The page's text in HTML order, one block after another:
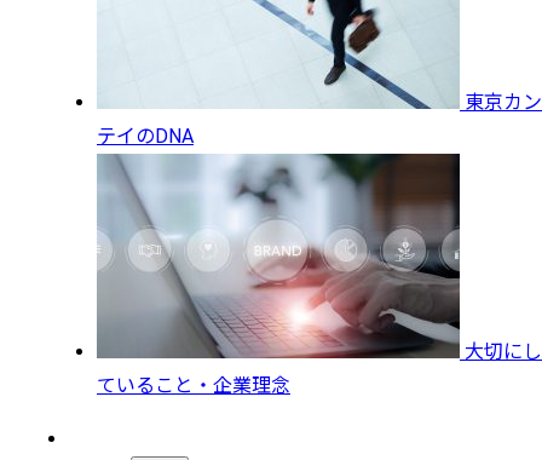
東京カン
テイのDNA
大切にし
ていること・企業理念